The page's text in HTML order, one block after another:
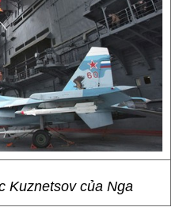
Kuznetsov của Nga